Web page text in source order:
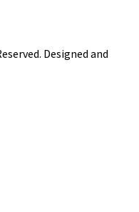
Designed and